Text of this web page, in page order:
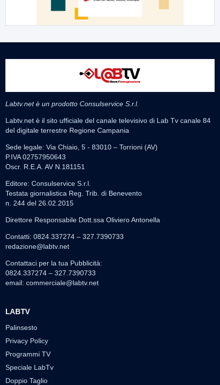
Labtv.net è un prodotto Consulservice S.r.l.
Labtv.net è il sito ufficiale del canale televisivo di Lab Tv canale 84
del digitale terrestre Regione Campania
Sede legale: Via Chiaio, 5 - 83010 – Torrioni (AV)
P.IVA 02757950643
Oscr. R.E.A. AV N.181151
Editore: Consulservice S.r.l.
Testata giornalistica Reg. Trib. di Benevento
n. 244 del 26.02.2015
Direttore Responsabile Dott.ssa Oliviero Antonella
Contatti: 0824.337274 – 327.7390733
redazione@labtv.net
Contattaci per la tua Pubblicità:
0824.337274 – 327.7390733
email: commerciale@labtv.net
LABTV
Palinsesto
Privacy Policy
Programmi TV
Speciale LabTv
Doppio Taglio